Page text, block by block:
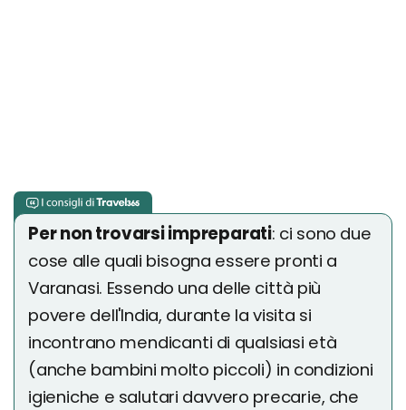
Per non trovarsi impreparati: ci sono due
cose alle quali bisogna essere pronti a
Varanasi. Essendo una delle città più
povere dell'India, durante la visita si
incontrano mendicanti di qualsiasi età
(anche bambini molto piccoli) in condizioni
igieniche e salutari davvero precarie, che